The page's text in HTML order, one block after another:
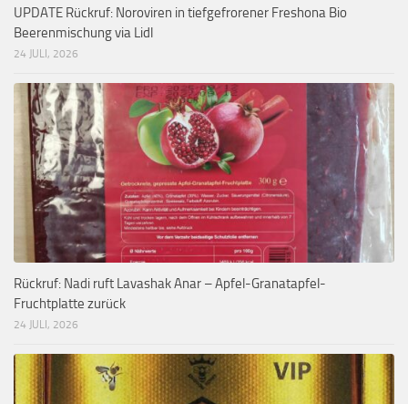
UPDATE Rückruf: Noroviren in tiefgefrorener Freshona Bio
Beerenmischung via Lidl
24 JULI, 2026
Rückruf: Nadi ruft Lavashak Anar – Apfel-Granatapfel-
Fruchtplatte zurück
24 JULI, 2026